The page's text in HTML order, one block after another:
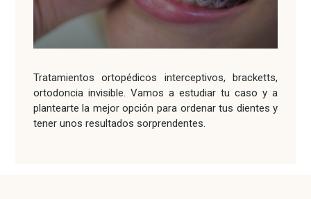
Tratamientos ortopédicos interceptivos, bracketts,
ortodoncia invisible. Vamos a estudiar tu caso y a
plantearte la mejor opción para ordenar tus dientes y
tener unos resultados sorprendentes.